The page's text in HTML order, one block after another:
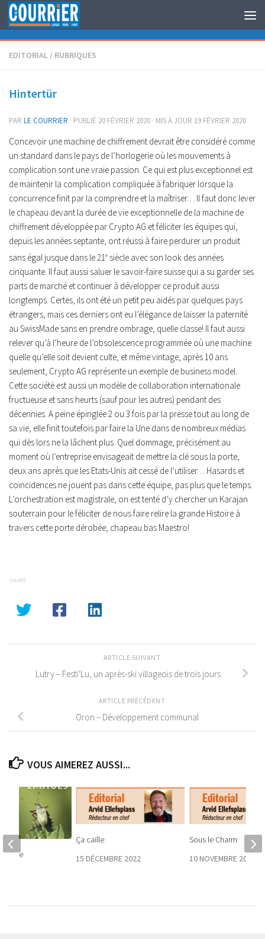
Au dessous du contenu
EDITORIAL / RUBRIQUES
Hintertür
PAR LE COURRIER · PUBLIÉ 20 FÉVRIER 2020 · MIS À JOUR 19 FÉVRIER 2020
Concevoir une machine de chiffrement devrait être considéré comme
un standard dans le pays de l’horlogerie où les mouvements à
complication sont une vraie passion. Ce qui est plus exceptionnel est
de maintenir la complication compliquée à fabriquer lorsque la
concurrence finit par la comprendre et la maîtriser… Il faut donc lever
le chapeau devant la durée de vie exceptionnelle de la machine de
chiffrement développée par Crypto AG et féliciter les équipes qui,
depuis les années septante, ont réussi à faire perdurer un produit
sans égal jusque dans le 21e siècle avec son look des années
cinquante. Il faut aussi saluer le savoir-faire suisse qui a su garder ses
parts de marché et continuer à développer ce produit aussi
longtemps. Certes, ils ont été un petit peu aidés par quelques pays
étrangers, mais ces derniers ont eu l’élégance de laisser la paternité
au SwissMade sans en prendre ombrage, quelle classe! Il faut aussi
relever qu’à l’heure de l’obsolescence programmée où une machine
quelle qu’elle soit devient culte, et même vintage, après 10 ans
seulement, Crypto AG représente un exemple de business model.
Cette société est aussi un modèle de collaboration internationale
fructueuse et sans heurts (sauf pour les autres) pendant des
décennies. A peine épinglée 2 ou 3 fois par la presse tout au long de
sa vie, elle finit toutefois par faire la Une dans de nombreux médias
qui dès lors ne la lâchent plus. Quel dommage, précisément au
moment où l’entreprise envisageait de mettre la clé sous la porte,
deux ans après que les Etats-Unis ait cessé de l’utiliser… Hasards et
coïncidences ne jouent pas dans cette équipe, pas plus que le temps.
L’orchestration est magistrale, on est tenté d’y chercher un Karajan
souterrain pour le féliciter de nous faire relire la grande Histoire à
travers cette porte dérobée, chapeau bas Maestro!
SHARE
ARTICLE SUIVANT
Lutry – Festi’Lu, un après-ski villageois de trois jours
ARTICLE PRÉCÉDENT
Oron – Développement communal
VOUS AIMEREZ AUSSI...
Ça caille
15 DÉCEMBRE 2022
Sous le Charm
10 NOVEMBRE 2022